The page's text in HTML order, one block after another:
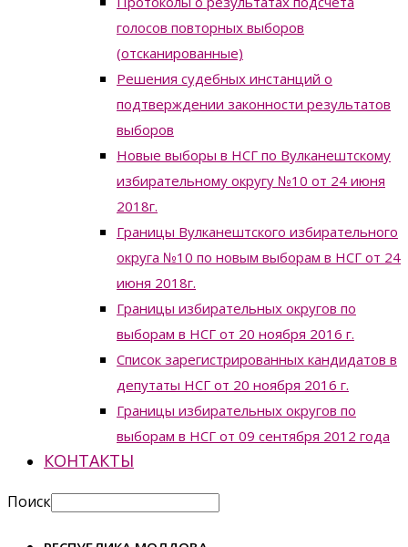
голосов повторных выборов
(отсканированные)
Решения судебных инстанций о
подтверждении законности результатов
выборов
Новые выборы в НСГ по Вулканештскому
избирательному округу №10 от 24 июня
2018г.
Границы Вулканештского избирательного
округа №10 по новым выборам в НСГ от 24
июня 2018г.
Границы избирательных округов по
выборам в НСГ от 20 ноября 2016 г.
Список зарегистрированных кандидатов в
депутаты НСГ от 20 ноября 2016 г.
Границы избирательных округов по
выборам в НСГ от 09 сентября 2012 года
КОНТАКТЫ
Поиск